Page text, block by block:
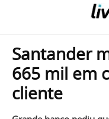
Santander
665 mil em
cliente